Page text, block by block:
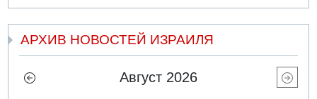
АРХИВ НОВОСТЕЙ ИЗРАИЛЯ
Август 2026